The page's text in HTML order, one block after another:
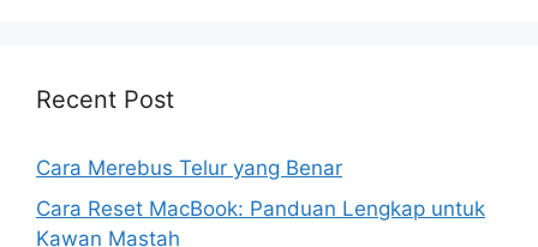
Recent Post
Cara Merebus Telur yang Benar
Cara Reset MacBook: Panduan Lengkap untuk
Kawan Mastah